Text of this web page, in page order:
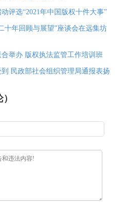
评选“2021年中国版权十件大事”
十年回顾与展望”座谈会在远集坊
举办 版权执法监管工作培训班
民政部社会组织管理局通报表扬